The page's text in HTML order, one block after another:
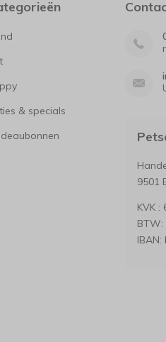
& specials
9501
KVK :
BTW:
IBAN: